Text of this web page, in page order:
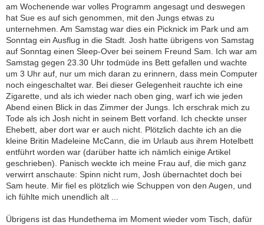
am Wochenende war volles Programm angesagt und deswegen
hat Sue es auf sich genommen, mit den Jungs etwas zu
unternehmen. Am Samstag war dies ein Picknick im Park und am
Sonntag ein Ausflug in die Stadt. Josh hatte übrigens von Samstag
auf Sonntag einen Sleep-Over bei seinem Freund Sam. Ich war am
Samstag gegen 23.30 Uhr todmüde ins Bett gefallen und wachte
um 3 Uhr auf, nur um mich daran zu erinnern, dass mein Computer
noch eingeschaltet war. Bei dieser Gelegenheit rauchte ich eine
Zigarette, und als ich wieder nach oben ging, warf ich wie jeden
Abend einen Blick in das Zimmer der Jungs. Ich erschrak mich zu
Tode als ich Josh nicht in seinem Bett vorfand. Ich checkte unser
Ehebett, aber dort war er auch nicht. Plötzlich dachte ich an die
kleine Britin Madeleine McCann, die im Urlaub aus ihrem Hotelbett
entführt worden war (darüber hatte ich nämlich einige Artikel
geschrieben). Panisch weckte ich meine Frau auf, die mich ganz
verwirrt anschaute: Spinn nicht rum, Josh übernachtet doch bei
Sam heute. Mir fiel es plötzlich wie Schuppen von den Augen, und
ich fühlte mich unendlich alt ...
Übrigens ist das Hundethema im Moment wieder vom Tisch, dafür